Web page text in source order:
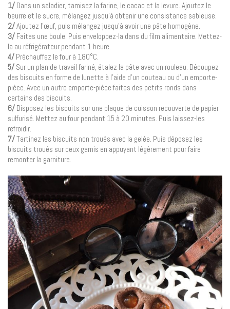
1/ Dans un saladier, tamisez la farine, le cacao et la levure. Ajoutez le
beurre et le sucre, mélangez jusqu’à obtenir une consistance sableuse.
2/Ajoutez l’œuf, puis mélangez jusqu’à avoir une pâte homogène.
3/ Faites une boule. Puis enveloppez-la dans du film alimentaire. Mettez-
la au réfrigérateur pendant 1 heure.
4/ Préchauffez le four à 180°C.
5/ Sur un plan de travail fariné, étalez la pâte avec un rouleau. Découpez
des biscuits en forme de lunette à l’aide d’un couteau ou d’un emporte-
pièce. Avec un autre emporte-pièce faites des petits ronds dans
certains des biscuits.
6/ Disposez les biscuits sur une plaque de cuisson recouverte de papier
sulfurisé. Mettez au four pendant 15 à 20 minutes. Puis laissez-les
refroidir.
7/Tartinez les biscuits non troués avec la gelée. Puis déposez les
biscuits troués sur ceux garnis en appuyant légèrement pour faire
remonter la garniture.